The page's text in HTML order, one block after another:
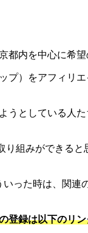
内を中心に希望
プ）をアフィリ
うとしている人
組みができる
った時は、関連
登録は以下のリ